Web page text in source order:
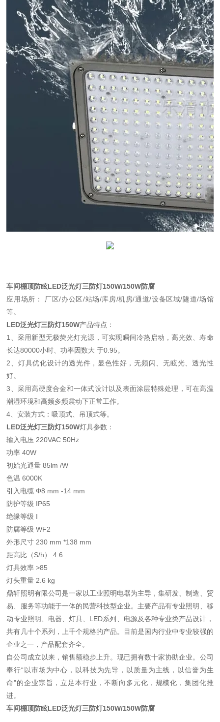
车间棚顶防眩LED泛光灯三防灯150W/150W防腐
应用场所： 厂区/办公区/站场/库房/机房/通道/设备区域/隧道/场馆
等。
LED泛光灯三防灯150W产品特点：
1、采用新型无极荧光灯光源，可实现瞬间冷热启动，高光效、寿命
长达80000小时、功率因数大 于0.95。
2、灯具优化设计的透光件，显色性好，无频闪、无眩光、透光性
好。
3、采用高硬度合金和一体式设计以及表面涂层特殊处理，可在高温
潮湿环境和高频多频震动下正常工作。
4、安装方式：吸顶式、吊顶式等。
LED泛光灯三防灯150W灯具参数：
输入电压 220VAC 50Hz
功率 40W
初始光通量 85lm /W
色温 6000K
引入电缆 Φ8 mm -14 mm
防护等级 IP65
绝缘等级 Ι
防腐等级 WF2
外形尺寸 230 mm *138 mm
距高比（S/h） 4.6
灯具效率 >85
灯头重量 2.6 kg
鼎轩照明有限公司是一家以工业照明电器为主导，集研发、制造、贸
易、服务等功能于一体的民营科技型企业。主要产品有专业照明、移
动专业照明、电器、灯具、LED系列、电源及各种专业类产品设计，
共有几十个系列，上千个规格的产品。目前是国内行业中专业较强的
企业之一，产品配套齐全。
自公司成立以来，销售额稳步上升。现已拥有数十家协助企业。公司
奉行“以市场为中心，以科技为先导，以质量为主线，以信誉为生
命"的企业宗旨，立足本行业，不断向多元化，规模化，集团化推
进。
车间棚顶防眩LED泛光灯三防灯150W/150W防腐